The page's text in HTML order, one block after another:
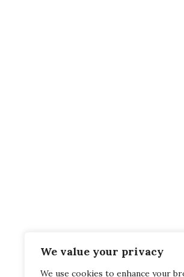
We value your privacy
We use cookies to enhance your